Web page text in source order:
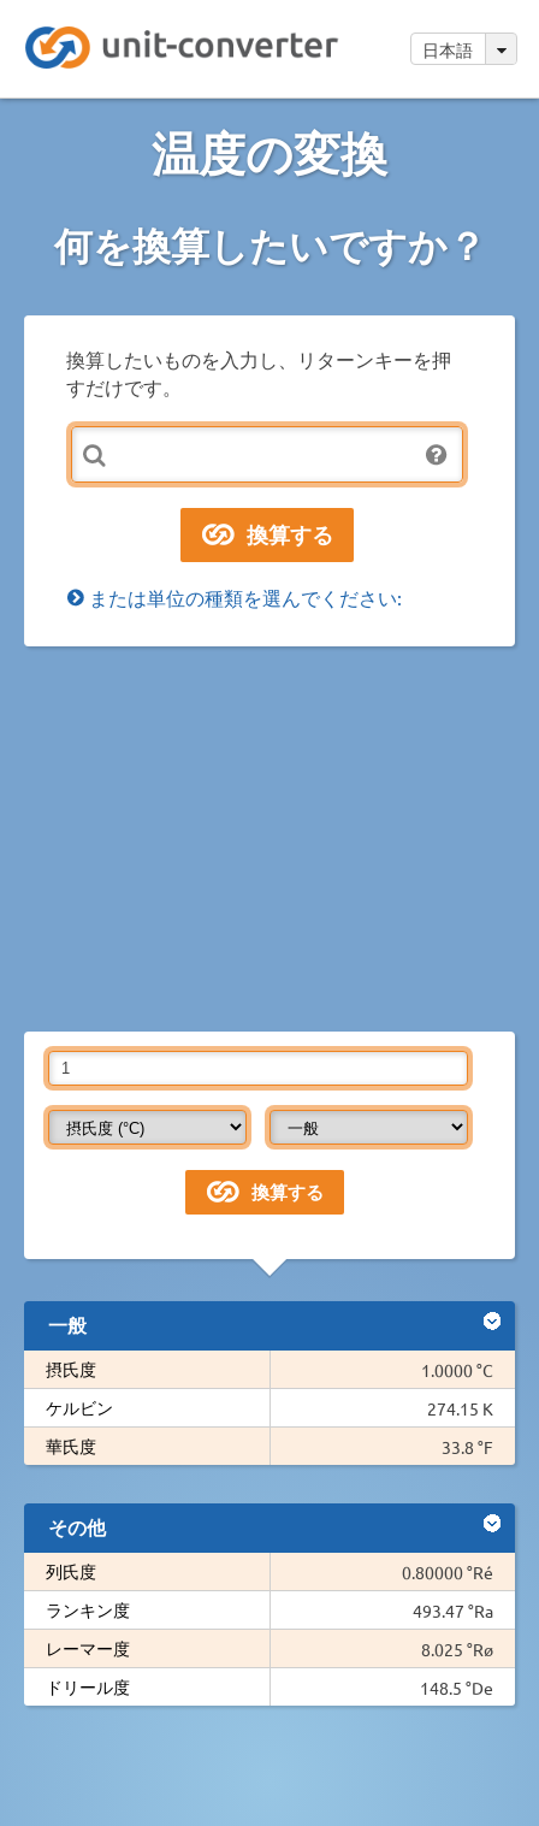
日本語
温度の変換
何を換算したいですか？
換算したいものを入力し、リターンキーを押
すだけです。
または単位の種類を選んでください:
一般
摂氏度
1.0000 °C
ケルビン
274.15 K
華氏度
33.8 °F
その他
列氏度
0.80000 °Ré
ランキン度
493.47 °Ra
レーマー度
8.025 °Rø
ドリール度
148.5 °De